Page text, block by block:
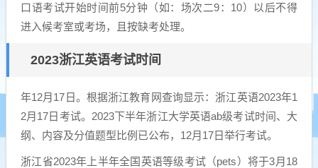
口语考试开始时间前5分钟（如：场次二9：10）以后不得
进入候考室或考场，且按缺考处理。
2023浙江英语考试时间
年12月17日。根据浙江教育网查询显示：浙江英语2023年1
2月17日考试。2023下半年浙江大学英语ab级考试时间、大
纲、内容及分值题型比例已公布，12月17日举行考试。
浙江省2023年上半年全国英语等级考试（pets）将于3月18